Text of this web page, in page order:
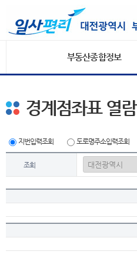
부동산종합정보
경계점좌표 열람
지번입력조회 도로명주소입력조회
조회